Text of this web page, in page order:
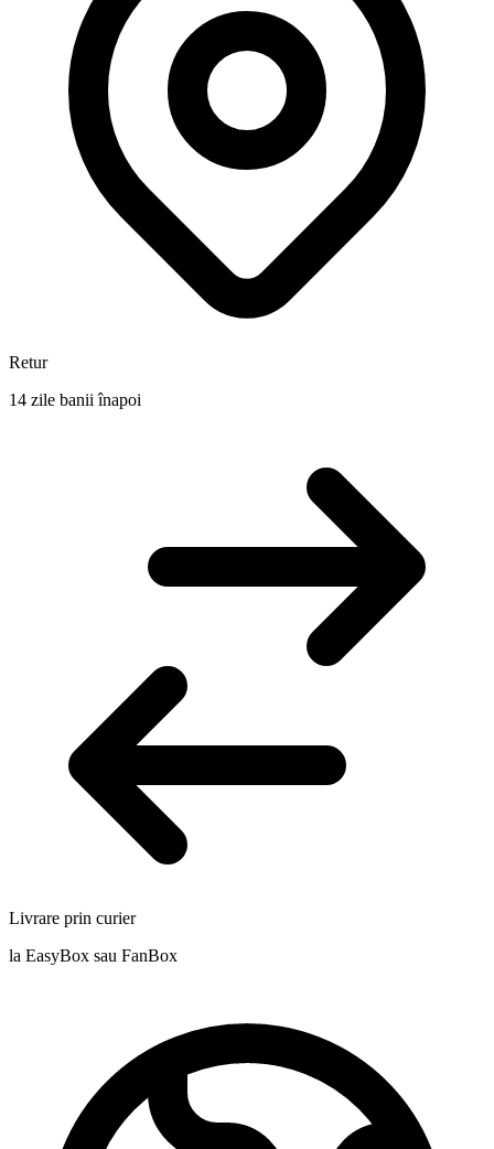
Retur
14 zile banii înapoi
Livrare prin curier
la EasyBox sau FanBox